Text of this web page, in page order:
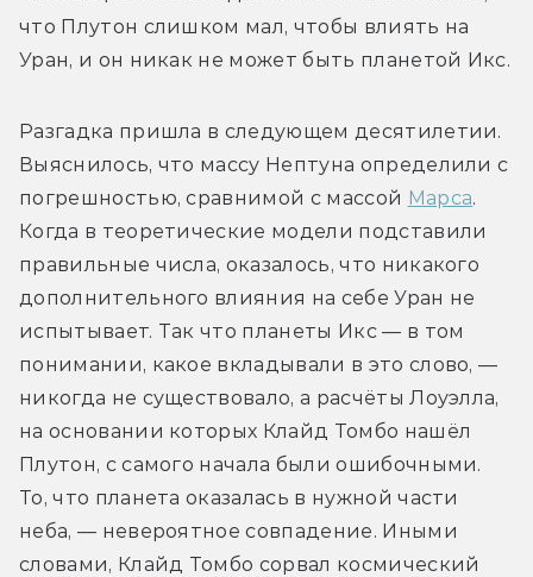
что Плутон слишком мал, чтобы влиять на
Уран, и он никак не может быть планетой Икс.
Разгадка пришла в следующем десятилетии.
Выяснилось, что массу Нептуна определили с
погрешностью, сравнимой с массой Марса.
Когда в теоретические модели подставили
правильные числа, оказалось, что никакого
дополнительного влияния на себе Уран не
испытывает. Так что планеты Икс — в том
понимании, какое вкладывали в это слово, —
никогда не существовало, а расчёты Лоуэлла,
на основании которых Клайд Томбо нашёл
Плутон, с самого начала были ошибочными.
То, что планета оказалась в нужной части
неба, — невероятное совпадение. Иными
словами, Клайд Томбо сорвал космический